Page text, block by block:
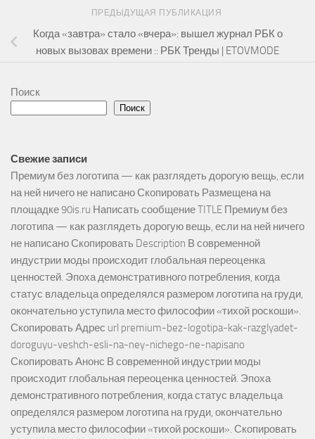
ПРЕДЫДУЩАЯ ПУБЛИКАЦИЯ
Когда «завтра» стало «вчера»: вышел журнал РБК о
новых вызовах времени :: РБК Тренды | ETOVMODE
Поиск
Поиск
Свежие записи
Премиум без логотипа — как разглядеть дорогую вещь, если
на ней ничего не написано Скопировать Размещена на
площадке 90is.ru Написать сообщение TITLE Премиум без
логотипа — как разглядеть дорогую вещь, если на ней ничего
не написано Скопировать Description В современной
индустрии моды происходит глобальная переоценка
ценностей. Эпоха демонстративного потребления, когда
статус владельца определялся размером логотипа на груди,
окончательно уступила место философии «тихой роскоши».
Скопировать Адрес url premium-bez-logotipa-kak-razglyadet-
doroguyu-veshch-esli-na-ney-nichego-ne-napisano
Скопировать Анонс В современной индустрии моды
происходит глобальная переоценка ценностей. Эпоха
демонстративного потребления, когда статус владельца
определялся размером логотипа на груди, окончательно
уступила место философии «тихой роскоши». Скопировать